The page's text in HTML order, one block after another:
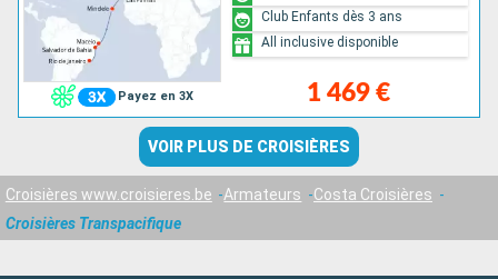
Payez en 3X 1 469 €
Club Enfants dès 3 ans
All inclusive disponible
VOIR PLUS DE CROISIÈRES
Croisières www.croisieres.be Armateurs
Costa Croisières
Croisières Transpacifique